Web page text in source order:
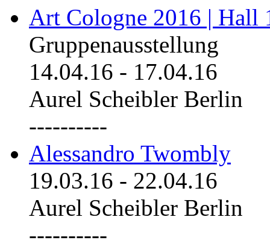
Art Cologne 2016 | Hall
Gruppenausstellung
14.04.16 - 17.04.16
Aurel Scheibler Berlin
----------
Alessandro Twombly
19.03.16 - 22.04.16
Aurel Scheibler Berlin
----------